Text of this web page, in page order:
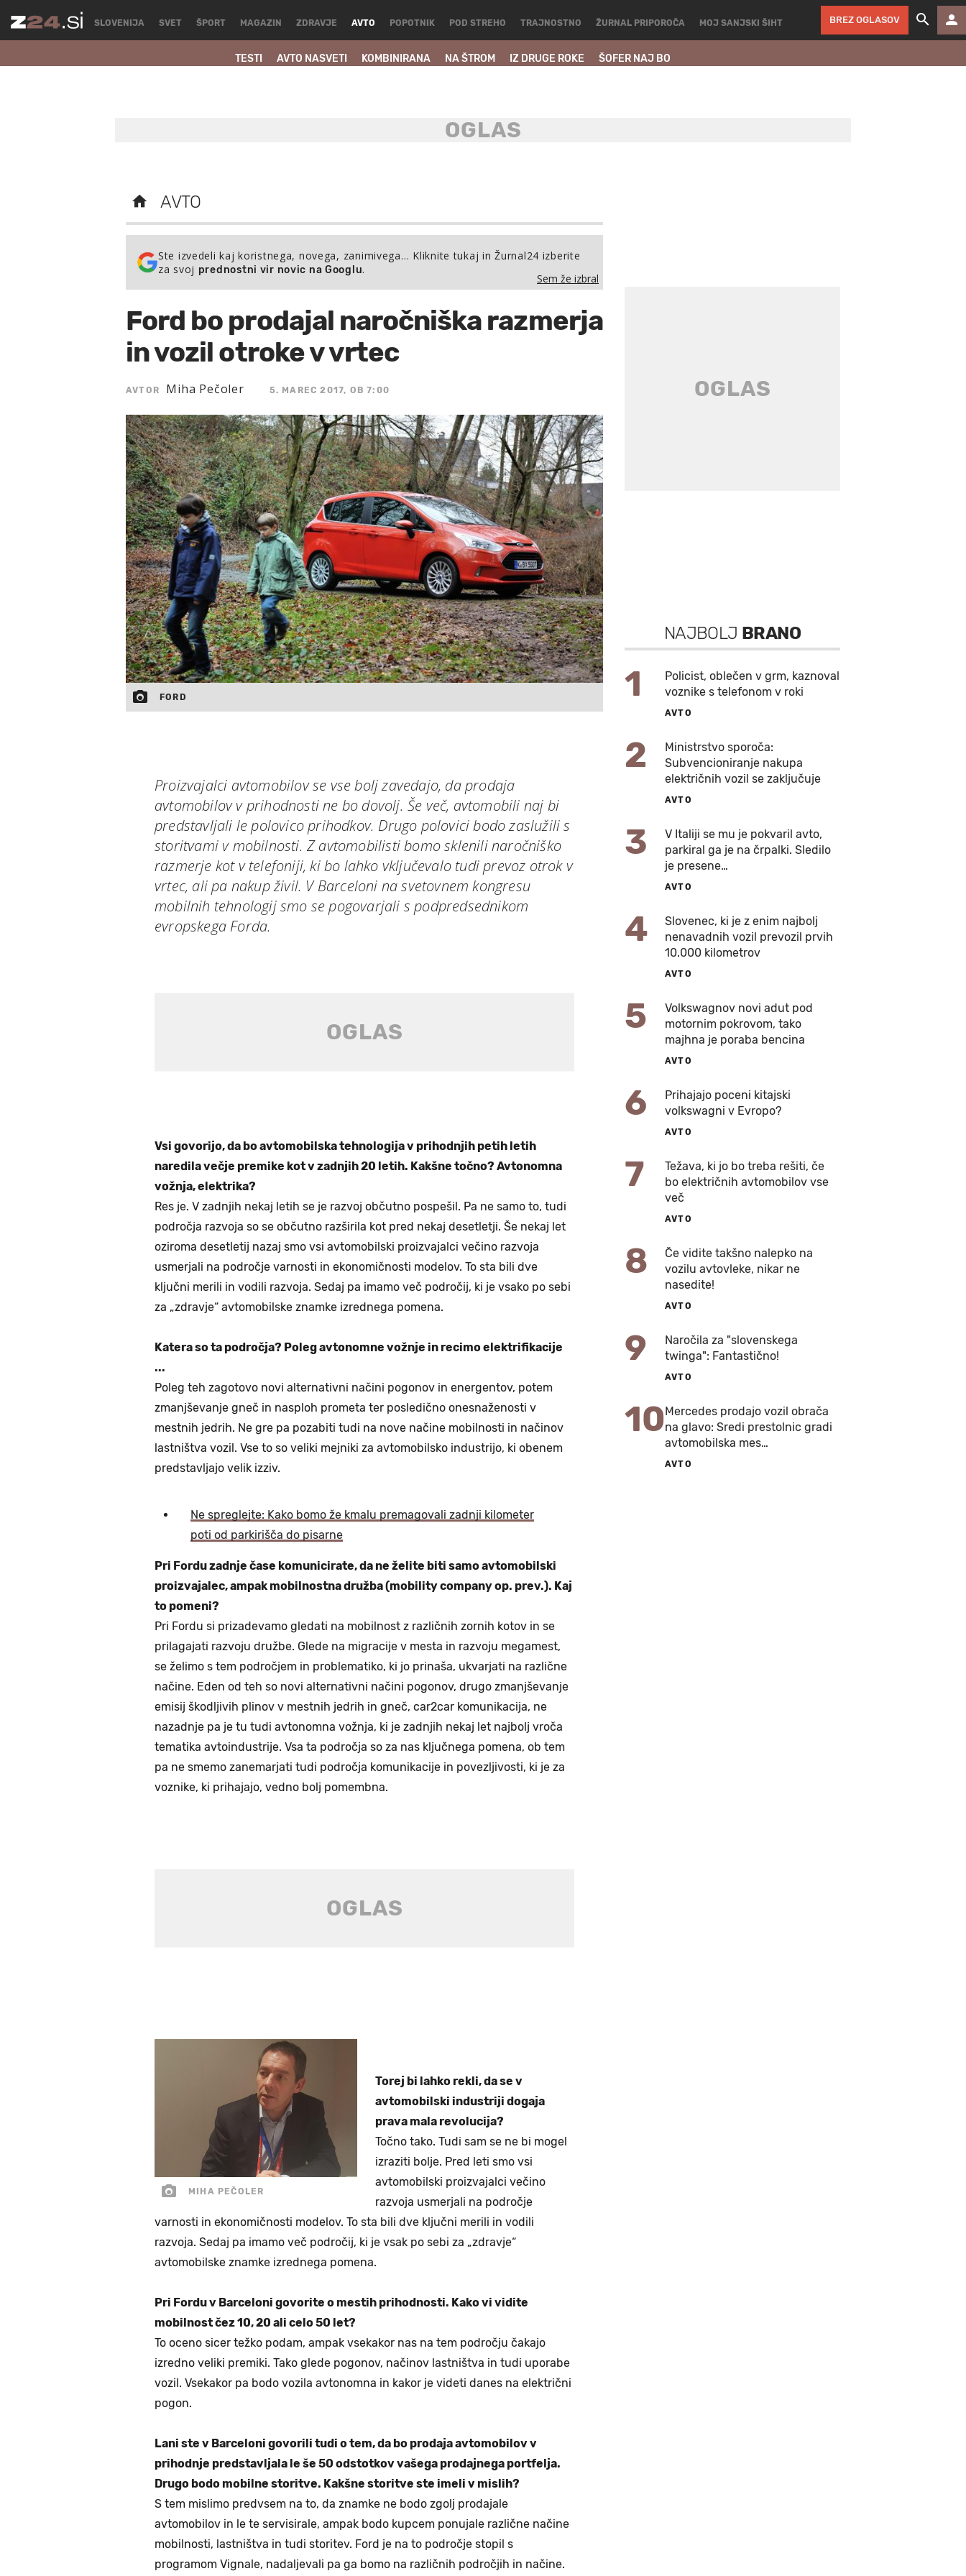
SLOVENIJA SVET ŠPORT MAGAZIN ZDRAVJE AVTO
TESTI AVTO NASVETI KOMBINIRANA NA ŠTROM IZ DRUGE ROKE ŠOFER NAJ BO
POPOTNIK POD STREHO TRAJNOSTNO ŽURNAL PRIPOROČA MOJ SANJSKI ŠIHT BREZ OGLASOV
AVTO
Ste izvedeli kaj koristnega, novega, zanimivega… Kliknite tukaj in Žurnal24 izberite
za svoj prednostni vir novic na Googlu.
Sem že izbral
Ford bo prodajal naročniška razmerja
in vozil otroke v vrtec
AVTOR Miha Pečoler 5. MAREC 2017, OB 7:00
FORD
Proizvajalci avtomobilov se vse bolj zavedajo, da prodaja
avtomobilov v prihodnosti ne bo dovolj. Še več, avtomobili naj bi
predstavljali le polovico prihodkov. Drugo polovici bodo zaslužili s
storitvami v mobilnosti. Z avtomobilisti bomo sklenili naročniško
razmerje kot v telefoniji, ki bo lahko vključevalo tudi prevoz otrok v
vrtec, ali pa nakup živil. V Barceloni na svetovnem kongresu
mobilnih tehnologij smo se pogovarjali s podpredsednikom
evropskega Forda.
Vsi govorijo, da bo avtomobilska tehnologija v prihodnjih petih letih
naredila večje premike kot v zadnjih 20 letih. Kakšne točno? Avtonomna
vožnja, elektrika?
Res je. V zadnjih nekaj letih se je razvoj občutno pospešil. Pa ne samo to, tudi
področja razvoja so se občutno razširila kot pred nekaj desetletji. Še nekaj let
oziroma desetletij nazaj smo vsi avtomobilski proizvajalci večino razvoja
usmerjali na področje varnosti in ekonomičnosti modelov. To sta bili dve
ključni merili in vodili razvoja. Sedaj pa imamo več področij, ki je vsako po sebi
za „zdravje“ avtomobilske znamke izrednega pomena.
Katera so ta področja? Poleg avtonomne vožnje in recimo elektrifikacije
...
Poleg teh zagotovo novi alternativni načini pogonov in energentov, potem
zmanjševanje gneč in nasploh prometa ter posledično onesnaženosti v
mestnih jedrih. Ne gre pa pozabiti tudi na nove načine mobilnosti in načinov
lastništva vozil. Vse to so veliki mejniki za avtomobilsko industrijo, ki obenem
predstavljajo velik izziv.
Ne spreglejte: Kako bomo že kmalu premagovali zadnji kilometer
poti od parkirišča do pisarne
Pri Fordu zadnje čase komunicirate, da ne želite biti samo avtomobilski
proizvajalec, ampak mobilnostna družba (mobility company op. prev.). Kaj
to pomeni?
Pri Fordu si prizadevamo gledati na mobilnost z različnih zornih kotov in se
prilagajati razvoju družbe. Glede na migracije v mesta in razvoju megamest,
se želimo s tem področjem in problematiko, ki jo prinaša, ukvarjati na različne
načine. Eden od teh so novi alternativni načini pogonov, drugo zmanjševanje
emisij škodljivih plinov v mestnih jedrih in gneč, car2car komunikacija, ne
nazadnje pa je tu tudi avtonomna vožnja, ki je zadnjih nekaj let najbolj vroča
tematika avtoindustrije. Vsa ta področja so za nas ključnega pomena, ob tem
pa ne smemo zanemarjati tudi področja komunikacije in povezljivosti, ki je za
voznike, ki prihajajo, vedno bolj pomembna.
MIHA PEČOLER
Torej bi lahko rekli, da se v
avtomobilski industriji dogaja
prava mala revolucija?
Točno tako. Tudi sam se ne bi mogel
izraziti bolje. Pred leti smo vsi
avtomobilski proizvajalci večino
razvoja usmerjali na področje
varnosti in ekonomičnosti modelov. To sta bili dve ključni merili in vodili
razvoja. Sedaj pa imamo več področij, ki je vsak po sebi za „zdravje“
avtomobilske znamke izrednega pomena.
Pri Fordu v Barceloni govorite o mestih prihodnosti. Kako vi vidite
mobilnost čez 10, 20 ali celo 50 let?
To oceno sicer težko podam, ampak vsekakor nas na tem področju čakajo
izredno veliki premiki. Tako glede pogonov, načinov lastništva in tudi uporabe
vozil. Vsekakor pa bodo vozila avtonomna in kakor je videti danes na električni
pogon.
Lani ste v Barceloni govorili tudi o tem, da bo prodaja avtomobilov v
prihodnje predstavljala le še 50 odstotkov vašega prodajnega portfelja.
Drugo bodo mobilne storitve. Kakšne storitve ste imeli v mislih?
S tem mislimo predvsem na to, da znamke ne bodo zgolj prodajale
avtomobilov in le te servisirale, ampak bodo kupcem ponujale različne načine
mobilnosti, lastništva in tudi storitev. Ford je na to področje stopil s
programom Vignale, nadaljevali pa ga bomo na različnih področjih in načine.
NAJBOLJ BRANO
1
Policist, oblečen v grm, kaznoval
voznike s telefonom v roki
AVTO
2
Ministrstvo sporoča:
Subvencioniranje nakupa
električnih vozil se zaključuje
AVTO
3
V Italiji se mu je pokvaril avto,
parkiral ga je na črpalki. Sledilo
je presene…
AVTO
4
Slovenec, ki je z enim najbolj
nenavadnih vozil prevozil prvih
10.000 kilometrov
AVTO
5
Volkswagnov novi adut pod
motornim pokrovom, tako
majhna je poraba bencina
AVTO
6
Prihajajo poceni kitajski
volkswagni v Evropo?
AVTO
7
Težava, ki jo bo treba rešiti, če
bo električnih avtomobilov vse
več
AVTO
8
Če vidite takšno nalepko na
vozilu avtovleke, nikar ne
nasedite!
AVTO
9
Naročila za "slovenskega
twinga": Fantastično!
AVTO
10Mercedes prodajo vozil obrača
na glavo: Sredi prestolnic gradi
avtomobilska mes…
AVTO